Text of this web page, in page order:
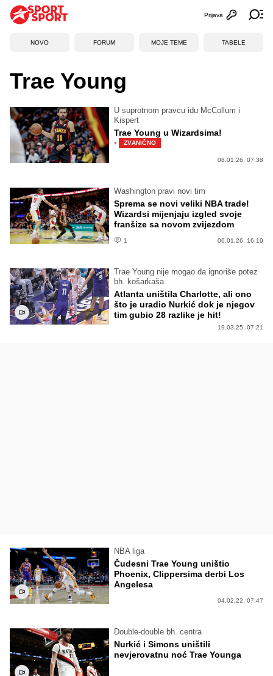
Otvori
Prijava
NOVO FORUM MOJE TEME TABELE
Trae Young
U suprotnom pravcu idu McCollum i
Kispert
Trae Young u Wizardsima!
· ZVANIČNO
08.01.26. 07:38
Washington pravi novi tim
Sprema se novi veliki NBA trade!
Wizardsi mijenjaju izgled svoje
franšize sa novom zvijezdom
1 06.01.26. 16:19
Trae Young nije mogao da ignoriše potez
bh. košarkaša
Atlanta uništila Charlotte, ali ono
što je uradio Nurkić dok je njegov
tim gubio 28 razlike je hit!
19.03.25. 07:21
NBA liga
Čudesni Trae Young uništio
Phoenix, Clippersima derbi Los
Angelesa
04.02.22. 07:47
Double-double bh. centra
Nurkić i Simons uništili
nevjerovatnu noć Trae Younga